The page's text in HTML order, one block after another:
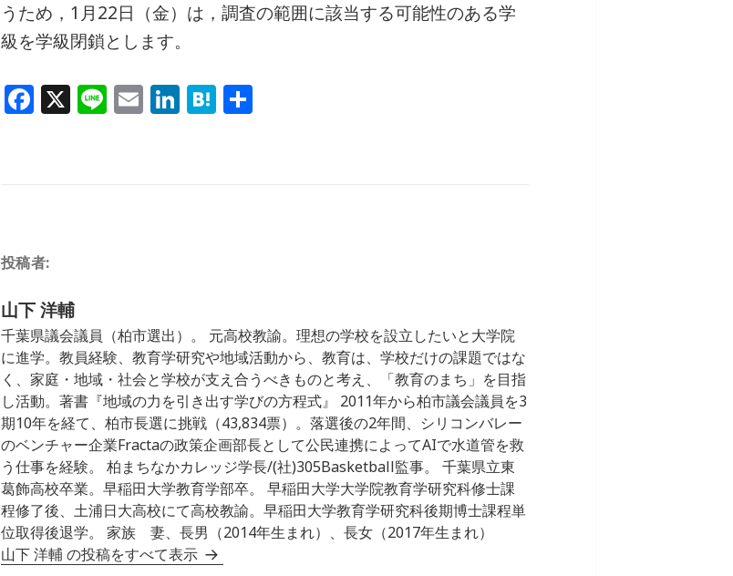
うため，1月22日（金）は，調査の範囲に該当する可能性のある学
級を学級閉鎖とします。
F
o
o
k
X Li E Li H 共
投稿者:
山下 洋輔
千葉県議会議員（柏市選出）。 元高校教諭。理想の学校を設立したいと大学院
に進学。教員経験、教育学研究や地域活動から、教育は、学校だけの課題ではな
く、家庭・地域・社会と学校が支え合うべきものと考え、「教育のまち」を目指
し活動。著書『地域の力を引き出す学びの方程式』 2011年から柏市議会議員を3
期10年を経て、柏市長選に挑戦（43,834票）。落選後の2年間、シリコンバレー
のベンチャー企業Fractaの政策企画部長として公民連携によってAIで水道管を救
う仕事を経験。 柏まちなかカレッジ学長/(社)305Basketball監事。 千葉県立東
葛飾高校卒業。早稲田大学教育学部卒。 早稲田大学大学院教育学研究科修士課
程修了後、土浦日大高校にて高校教諭。早稲田大学教育学研究科後期博士課程単
位取得後退学。 家族 妻、長男（2014年生まれ）、長女（2017年生まれ）
山下 洋輔 の投稿をすべて表示